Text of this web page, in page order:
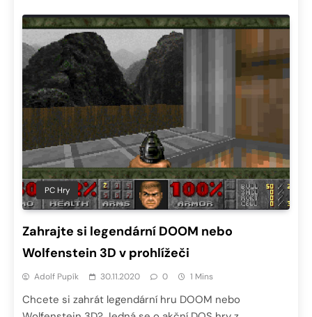
PC Hry
Zahrajte si legendární DOOM nebo
Wolfenstein 3D v prohlížeči
Adolf Pupík 30.11.2020 0 1 Mins
Chcete si zahrát legendární hru DOOM nebo